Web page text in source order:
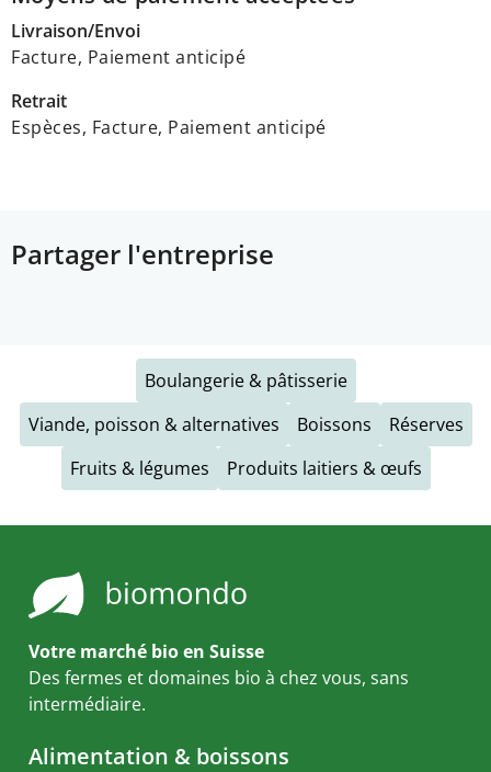
Livraison/Envoi
Facture, Paiement anticipé
Retrait
Espèces, Facture, Paiement anticipé
Partager l'entreprise
Boulangerie & pâtisserie
Viande, poisson & alternatives
Boissons
Réserves
Fruits & légumes
Produits laitiers & œufs
Votre marché bio en Suisse
Des fermes et domaines bio à chez vous, sans
intermédiaire.
Alimentation & boissons